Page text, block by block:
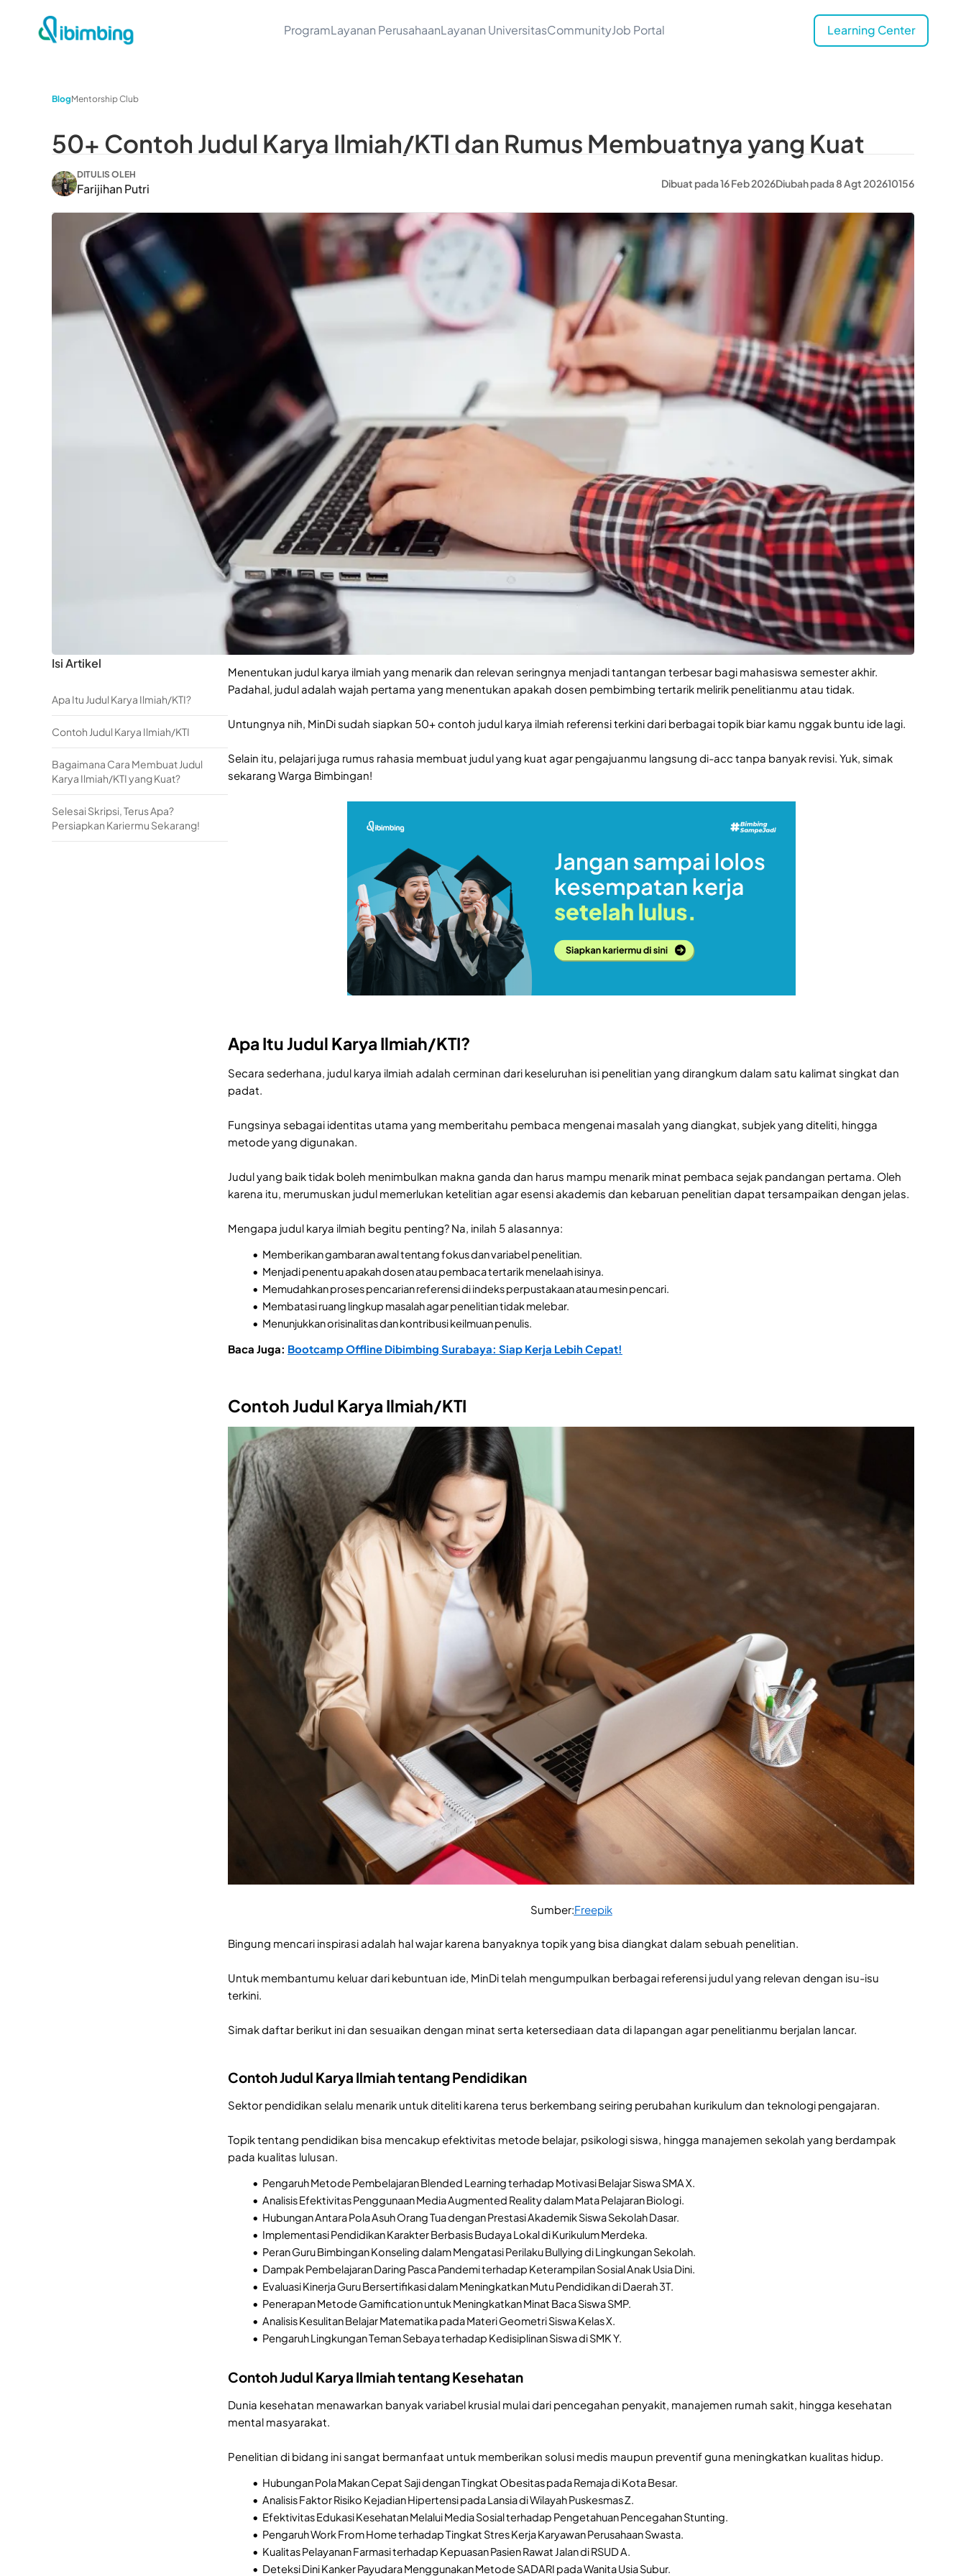
ProgramLayanan PerusahaanLayanan UniversitasCommunityJob Portal Learning Center
BlogMentorship Club
50+ Contoh Judul Karya Ilmiah/KTI dan Rumus Membuatnya yang Kuat
DITULIS OLEH
Farijihan Putri Dibuat pada 16 Feb 2026Diubah pada 8 Agt 202610156
Isi Artikel
Apa Itu Judul Karya Ilmiah/KTI?
Contoh Judul Karya Ilmiah/KTI
Bagaimana Cara Membuat Judul
Karya Ilmiah/KTI yang Kuat?
Selesai Skripsi, Terus Apa?
Persiapkan Kariermu Sekarang!
Menentukan judul karya ilmiah yang menarik dan relevan seringnya menjadi tantangan terbesar bagi mahasiswa semester akhir.
Padahal, judul adalah wajah pertama yang menentukan apakah dosen pembimbing tertarik melirik penelitianmu atau tidak.
Untungnya nih, MinDi sudah siapkan 50+ contoh judul karya ilmiah referensi terkini dari berbagai topik biar kamu nggak buntu ide lagi.
Selain itu, pelajari juga rumus rahasia membuat judul yang kuat agar pengajuanmu langsung di-acc tanpa banyak revisi. Yuk, simak
sekarang Warga Bimbingan!
Apa Itu Judul Karya Ilmiah/KTI?
Secara sederhana, judul karya ilmiah adalah cerminan dari keseluruhan isi penelitian yang dirangkum dalam satu kalimat singkat dan
padat.
Fungsinya sebagai identitas utama yang memberitahu pembaca mengenai masalah yang diangkat, subjek yang diteliti, hingga
metode yang digunakan.
Judul yang baik tidak boleh menimbulkan makna ganda dan harus mampu menarik minat pembaca sejak pandangan pertama. Oleh
karena itu, merumuskan judul memerlukan ketelitian agar esensi akademis dan kebaruan penelitian dapat tersampaikan dengan jelas.
Mengapa judul karya ilmiah begitu penting? Na, inilah 5 alasannya:
Memberikan gambaran awal tentang fokus dan variabel penelitian.
Menjadi penentu apakah dosen atau pembaca tertarik menelaah isinya.
Memudahkan proses pencarian referensi di indeks perpustakaan atau mesin pencari.
Membatasi ruang lingkup masalah agar penelitian tidak melebar.
Menunjukkan orisinalitas dan kontribusi keilmuan penulis.
Baca Juga: Bootcamp Offline Dibimbing Surabaya: Siap Kerja Lebih Cepat!
Contoh Judul Karya Ilmiah/KTI
Sumber:Freepik
Bingung mencari inspirasi adalah hal wajar karena banyaknya topik yang bisa diangkat dalam sebuah penelitian.
Untuk membantumu keluar dari kebuntuan ide, MinDi telah mengumpulkan berbagai referensi judul yang relevan dengan isu-isu
terkini.
Simak daftar berikut ini dan sesuaikan dengan minat serta ketersediaan data di lapangan agar penelitianmu berjalan lancar.
Contoh Judul Karya Ilmiah tentang Pendidikan
Sektor pendidikan selalu menarik untuk diteliti karena terus berkembang seiring perubahan kurikulum dan teknologi pengajaran.
Topik tentang pendidikan bisa mencakup efektivitas metode belajar, psikologi siswa, hingga manajemen sekolah yang berdampak
pada kualitas lulusan.
Pengaruh Metode Pembelajaran Blended Learning terhadap Motivasi Belajar Siswa SMA X.
Analisis Efektivitas Penggunaan Media Augmented Reality dalam Mata Pelajaran Biologi.
Hubungan Antara Pola Asuh Orang Tua dengan Prestasi Akademik Siswa Sekolah Dasar.
Implementasi Pendidikan Karakter Berbasis Budaya Lokal di Kurikulum Merdeka.
Peran Guru Bimbingan Konseling dalam Mengatasi Perilaku Bullying di Lingkungan Sekolah.
Dampak Pembelajaran Daring Pasca Pandemi terhadap Keterampilan Sosial Anak Usia Dini.
Evaluasi Kinerja Guru Bersertifikasi dalam Meningkatkan Mutu Pendidikan di Daerah 3T.
Penerapan Metode Gamification untuk Meningkatkan Minat Baca Siswa SMP.
Analisis Kesulitan Belajar Matematika pada Materi Geometri Siswa Kelas X.
Pengaruh Lingkungan Teman Sebaya terhadap Kedisiplinan Siswa di SMK Y.
Contoh Judul Karya Ilmiah tentang Kesehatan
Dunia kesehatan menawarkan banyak variabel krusial mulai dari pencegahan penyakit, manajemen rumah sakit, hingga kesehatan
mental masyarakat.
Penelitian di bidang ini sangat bermanfaat untuk memberikan solusi medis maupun preventif guna meningkatkan kualitas hidup.
Hubungan Pola Makan Cepat Saji dengan Tingkat Obesitas pada Remaja di Kota Besar.
Analisis Faktor Risiko Kejadian Hipertensi pada Lansia di Wilayah Puskesmas Z.
Efektivitas Edukasi Kesehatan Melalui Media Sosial terhadap Pengetahuan Pencegahan Stunting.
Pengaruh Work From Home terhadap Tingkat Stres Kerja Karyawan Perusahaan Swasta.
Kualitas Pelayanan Farmasi terhadap Kepuasan Pasien Rawat Jalan di RSUD A.
Deteksi Dini Kanker Payudara Menggunakan Metode SADARI pada Wanita Usia Subur.